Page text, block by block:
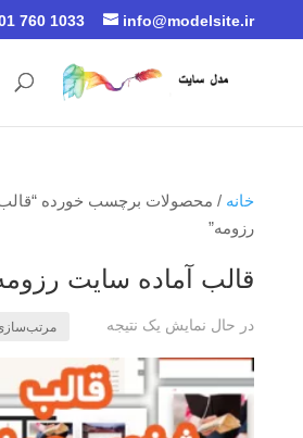
760 1033 info@modelsite.ir
خانه / محصولات برچسب خورده
رزومه”
قالب آماده سایت
در حال نمایش یک نتیجه